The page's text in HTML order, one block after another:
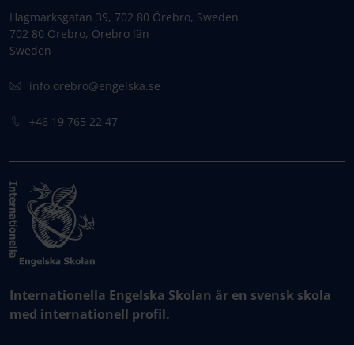
Hagmarksgatan 39, 702 80 Örebro, Sweden
702 80 Örebro, Örebro län
Sweden
info.orebro@engelska.se
+46 19 765 22 47
Internationella Engelska Skolan är en svensk skola
med internationell profil.